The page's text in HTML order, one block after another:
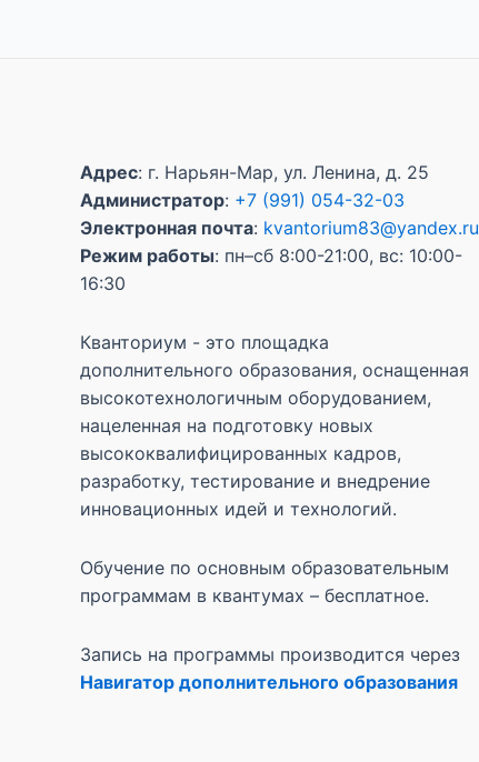
Адрес: г. Нарьян-Мар, ул. Ленина, д. 25
Администратор: +7 (991) 054-32-03
Электронная почта: kvantorium83@yandex.ru
Режим работы: пн–сб 8:00-21:00, вс: 10:00-
16:30
Кванториум - это площадка
дополнительного образования, оснащенная
высокотехнологичным оборудованием,
нацеленная на подготовку новых
высококвалифицированных кадров,
разработку, тестирование и внедрение
инновационных идей и технологий.
Обучение по основным образовательным
программам в квантумах – бесплатное.
Запись на программы производится через
Навигатор дополнительного образования